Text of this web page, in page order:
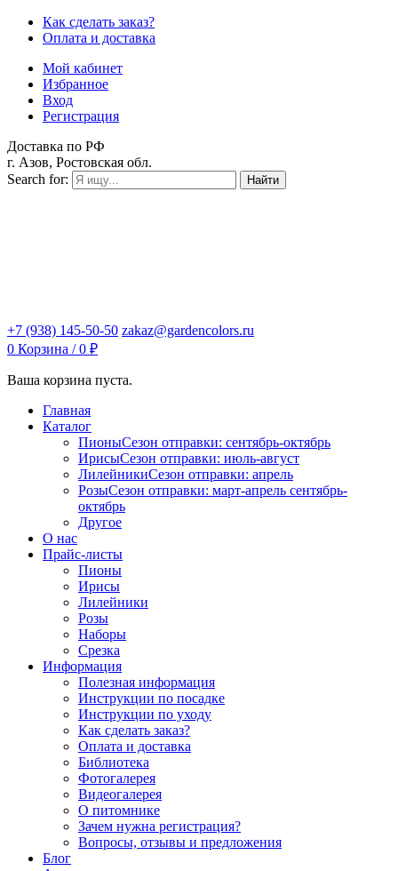
Как сделать заказ?
Оплата и доставка
Мой кабинет
Избранное
Вход
Регистрация
Доставка по РФ
г. Азов, Ростовская обл.
Search for:
Найти
+7 (938) 145-50-50 zakaz@gardencolors.ru
0 Корзина /0 ₽
Ваша корзина пуста.
Главная
Каталог
ПионыСезон отправки: сентябрь-октябрь
ИрисыСезон отправки: июль-август
ЛилейникиСезон отправки: апрель
РозыСезон отправки: март-апрель сентябрь-
октябрь
Другое
О нас
Прайс-листы
Пионы
Ирисы
Лилейники
Розы
Наборы
Срезка
Информация
Полезная информация
Инструкции по посадке
Инструкции по уходу
Как сделать заказ?
Оплата и доставка
Библиотека
Фотогалерея
Видеогалерея
О питомнике
Зачем нужна регистрация?
Вопросы, отзывы и предложения
Блог